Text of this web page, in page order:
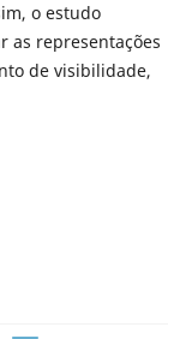
o estudo
as representações
de visibilidade,